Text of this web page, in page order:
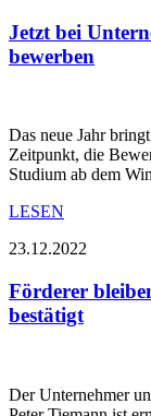
Jetzt bei
bewerben
Das neue Jahr
Zeitpunkt, die
Studium ab dem
LESEN
23.12.2022
Förderer
bestätigt
Der Unternehmer